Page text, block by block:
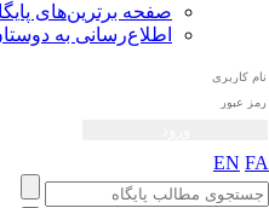
صفحه برترین‌های پایگاه
اطلاع‌رسانی به دوستان
EN